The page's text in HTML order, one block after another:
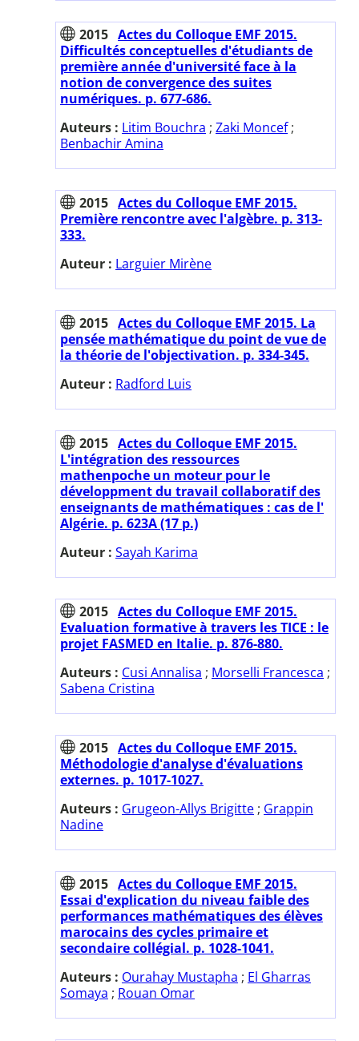
2015 Actes du Colloque EMF 2015.
Difficultés conceptuelles d'étudiants de
première année d'université face à la
notion de convergence des suites
numériques. p. 677-686.
Auteurs : Litim Bouchra ; Zaki Moncef;
Benbachir Amina
2015 Actes du Colloque EMF 2015.
Première rencontre avec l'algèbre. p. 313-
333.
Auteur : Larguier Mirène
2015 Actes du Colloque EMF 2015. La
pensée mathématique du point de vue de
la théorie de l'objectivation. p. 334-345.
Auteur : Radford Luis
2015 Actes du Colloque EMF 2015.
L'intégration des ressources
mathenpoche un moteur pour le
développment du travail collaboratif des
enseignants de mathématiques : cas de l'
Algérie. p. 623A (17 p.)
Auteur : Sayah Karima
2015 Actes du Colloque EMF 2015.
Evaluation formative à travers les TICE : le
projet FASMED en Italie. p. 876-880.
Auteurs : Cusi Annalisa ; Morselli Francesca ;
Sabena Cristina
2015 Actes du Colloque EMF 2015.
Méthodologie d'analyse d'évaluations
externes. p. 1017-1027.
Auteurs : Grugeon-Allys Brigitte ; Grappin
Nadine
2015 Actes du Colloque EMF 2015.
Essai d'explication du niveau faible des
performances mathématiques des élèves
marocains des cycles primaire et
secondaire collégial. p. 1028-1041.
Auteurs : Ourahay Mustapha ; El Gharras
Somaya ; Rouan Omar